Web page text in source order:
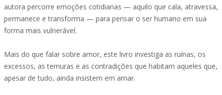
autora percorre emoções cotidianas — aquilo que cala, atravessa,
permanece e transforma — para pensar o ser humano em sua
forma mais vulnerável.
Mais do que falar sobre amor, este livro investiga as ruínas, os
excessos, as ternuras e as contradições que habitam aqueles que,
apesar de tudo, ainda insistem em amar.